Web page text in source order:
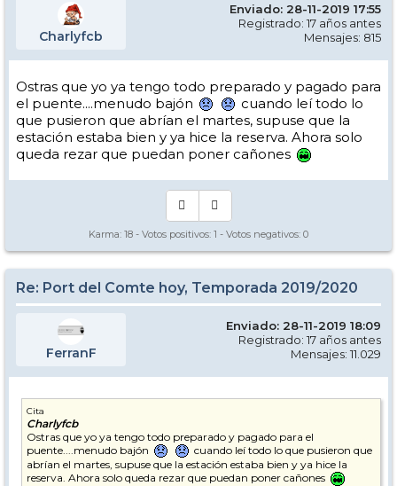
Charlyfcb
Enviado: 28-11-2019 17:55
Registrado: 17 años antes
Mensajes: 815
Ostras que yo ya tengo todo preparado y pagado para
el puente....menudo bajón
cuando leí todo lo
que pusieron que abrían el martes, supuse que la
estación estaba bien y ya hice la reserva. Ahora solo
queda rezar que puedan poner cañones
Karma: 18 - Votos positivos: 1 - Votos negativos: 0
Re: Port del Comte hoy, Temporada 2019/2020
FerranF
Enviado: 28-11-2019 18:09
Registrado: 17 años antes
Mensajes: 11.029
Cita
Charlyfcb
Ostras que yo ya tengo todo preparado y pagado para el
puente....menudo bajón
cuando leí todo lo que pusieron que
abrían el martes, supuse que la estación estaba bien y ya hice la
reserva. Ahora solo queda rezar que puedan poner cañones